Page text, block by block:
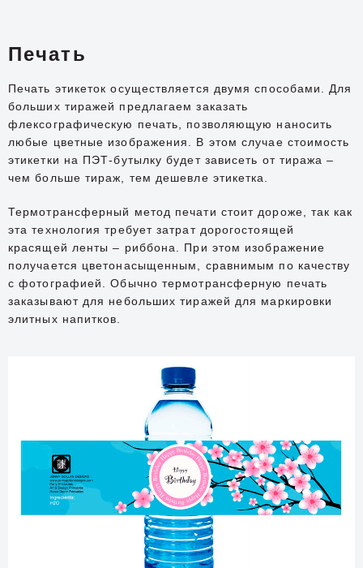
Печать
Печать этикеток осуществляется двумя способами. Для
больших тиражей предлагаем заказать
флексографическую печать, позволяющую наносить
любые цветные изображения. В этом случае стоимость
этикетки на ПЭТ-бутылку будет зависеть от тиража –
чем больше тираж, тем дешевле этикетка.
Термотрансферный метод печати стоит дороже, так как
эта технология требует затрат дорогостоящей
красящей ленты – риббона. При этом изображение
получается цветонасыщенным, сравнимым по качеству
с фотографией. Обычно термотрансферную печать
заказывают для небольших тиражей для маркировки
элитных напитков.